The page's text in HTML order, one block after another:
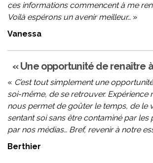
ces informations commencent à me
Voilà espérons un avenir meilleur… »
Vanessa
« Une opportunité de renaître
« C’est tout simplement une
soi-même, de se retrouver. Expérience
nous permet de goûter le temps, de le
sentant soi sans être contaminé par les
par nos médias… Bref, revenir à notre
Berthier